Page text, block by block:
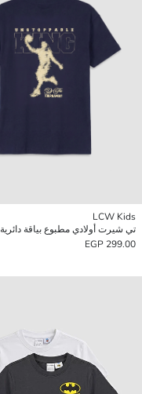
LCW Kids
تي شيرت أولادي مطبوع بياقة دائرية
299.00 EGP